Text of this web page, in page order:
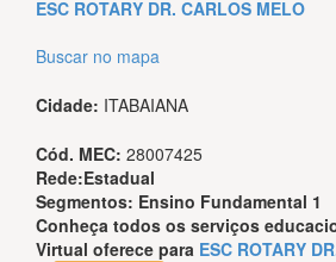
ESC ROTARY DR. CARLOS MELO
Buscar no mapa
Cidade: ITABAIANA
Cód. MEC: 28007425
Rede:Estadual
Segmentos: Ensino Fundamental 1
Conheça todos os serviços
Virtual oferece para ESC ROTARY